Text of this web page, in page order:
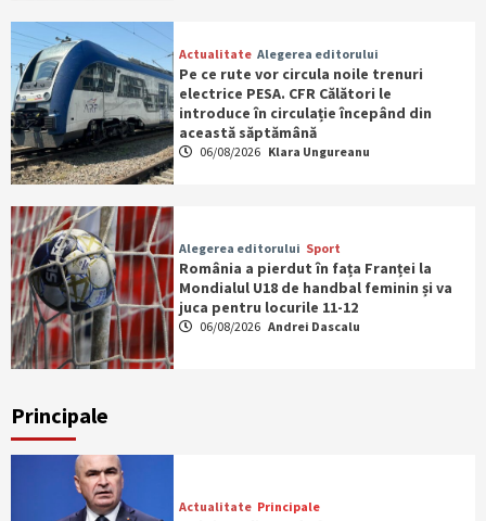
Actualitate Alegerea editorului
Pe ce rute vor circula noile trenuri
electrice PESA. CFR Călători le
introduce în circulație începând din
această săptămână
06/08/2026 Klara Ungureanu
Alegerea editorului Sport
România a pierdut în fața Franței la
Mondialul U18 de handbal feminin și va
juca pentru locurile 11-12
06/08/2026 Andrei Dascalu
Principale
Actualitate Principale